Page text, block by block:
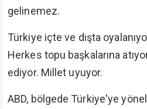
gelinemez.
Türkiye içte ve dışta
Herkes topu başkalarına
ediyor. Millet uyuyor.
ABD, bölgede Türkiye'ye